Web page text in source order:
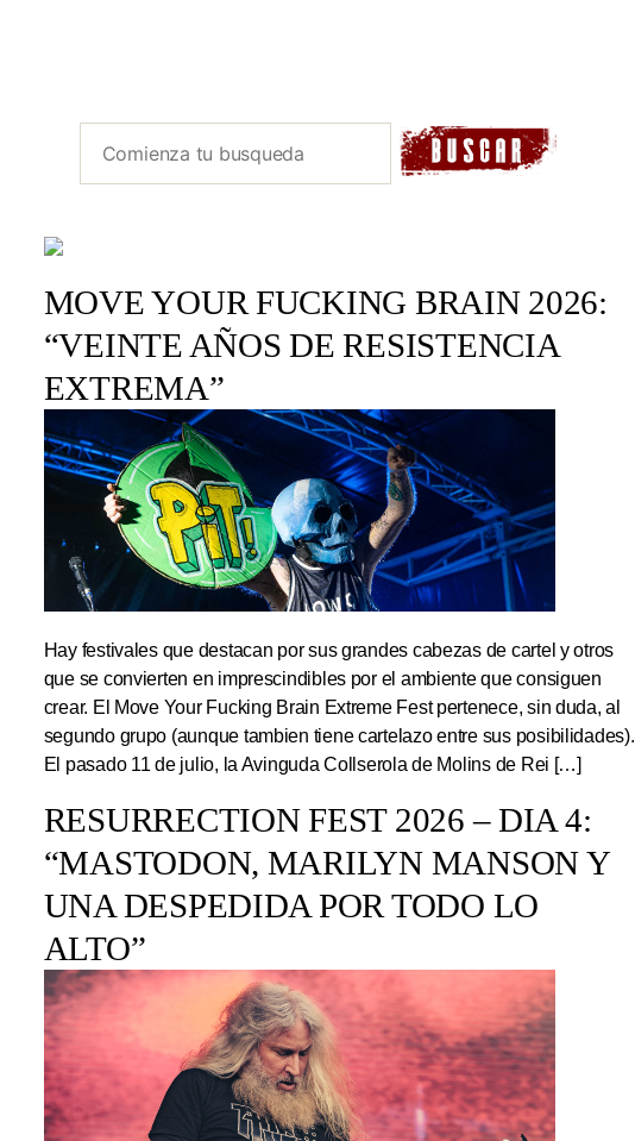
MOVE YOUR FUCKING BRAIN 2026:
“VEINTE AÑOS DE RESISTENCIA
EXTREMA”
Hay festivales que destacan por sus grandes cabezas de cartel y otros
que se convierten en imprescindibles por el ambiente que consiguen
crear. El Move Your Fucking Brain Extreme Fest pertenece, sin duda, al
segundo grupo (aunque tambien tiene cartelazo entre sus posibilidades).
El pasado 11 de julio, la Avinguda Collserola de Molins de Rei […]
RESURRECTION FEST 2026 – DIA 4:
“MASTODON, MARILYN MANSON Y
UNA DESPEDIDA POR TODO LO
ALTO”